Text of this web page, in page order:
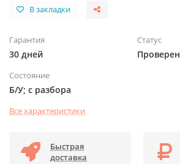
В закладки
Гарантия
30 дней
Статус
Проверен
Состояние
Б/У; с разбора
Все характеристики
Быстрая
доставка